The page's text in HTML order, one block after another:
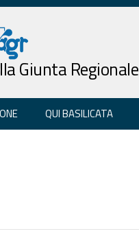
Giunta Regionale
QUI BASILICATA